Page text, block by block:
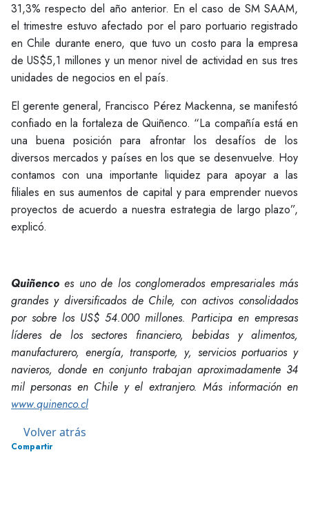
31,3% respecto del año anterior. En el caso de SM SAAM,
el trimestre estuvo afectado por el paro portuario registrado
en Chile durante enero, que tuvo un costo para la empresa
de US$5,1 millones y un menor nivel de actividad en sus tres
unidades de negocios en el país.
El gerente general, Francisco Pérez Mackenna, se manifestó
confiado en la fortaleza de Quiñenco. “La compañía está en
una buena posición para afrontar los desafíos de los
diversos mercados y países en los que se desenvuelve. Hoy
contamos con una importante liquidez para apoyar a las
filiales en sus aumentos de capital y para emprender nuevos
proyectos de acuerdo a nuestra estrategia de largo plazo”,
explicó.
Quiñenco es uno de los conglomerados empresariales más
grandes y diversificados de Chile, con activos consolidados
por sobre los US$ 54.000 millones. Participa en empresas
líderes de los sectores financiero, bebidas y alimentos,
manufacturero, energía, transporte, y, servicios portuarios y
navieros, donde en conjunto trabajan aproximadamente 34
mil personas en Chile y el extranjero. Más información en
www.quinenco.cl
Volver atrás
Compartir